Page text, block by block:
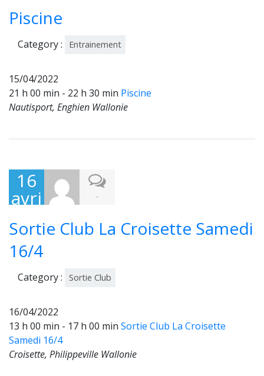
202
2
Piscine
Category : Entrainement
15/04/2022
21 h 00 min - 22 h 30 min Piscine
Nautisport, Enghien Wallonie
16
avri
202
2
-
Sortie Club La Croisette Samedi
16/4
Category : Sortie Club
16/04/2022
13 h 00 min - 17 h 00 min Sortie Club La Croisette
Samedi 16/4
Croisette, Philippeville Wallonie